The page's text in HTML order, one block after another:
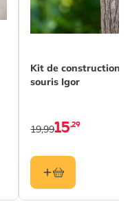
Kit de construction
souris Igor
15,29
19,99